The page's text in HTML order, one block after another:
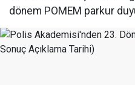
dönem POMEM parkur